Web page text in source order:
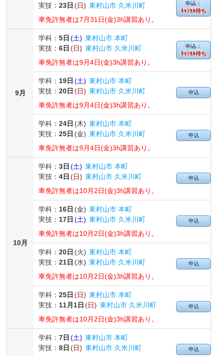
実技：23日 (日) 東村山市 久米川町
車免許無者は7月31日(金)3h講習あり。
申込：
ｷｬﾝｾﾙ待ち
9月
学科：5日 (土) 東村山市 本町
実技：6日 (日) 東村山市 久米川町
車免許無者は9月4日(金)3h講習あり。
申込：
ｷｬﾝｾﾙ待ち
学科：19日 (土) 東村山市 本町
実技：20日 (日) 東村山市 久米川町
車免許無者は9月4日(金)3h講習あり。
申込
学科：24日 (木) 東村山市 本町
実技：25日 (金) 東村山市 久米川町
車免許無者は9月4日(金)3h講習あり。
申込
10月
学科：3日 (土) 東村山市 本町
実技：4日 (日) 東村山市 久米川町
車免許無者は10月2日(金)3h講習あり。
申込
学科：16日 (金) 東村山市 本町
実技：17日 (土) 東村山市 久米川町
車免許無者は10月2日(金)3h講習あり。
申込
学科：20日 (火) 東村山市 本町
実技：21日 (水) 東村山市 久米川町
車免許無者は10月2日(金)3h講習あり。
申込
学科：25日 (日) 東村山市 本町
実技：11月1日 (日) 東村山市 久米川町
車免許無者は10月2日(金)3h講習あり。
申込
学科：7日 (土) 東村山市 本町
実技：8日 (日) 東村山市 久米川町
申込